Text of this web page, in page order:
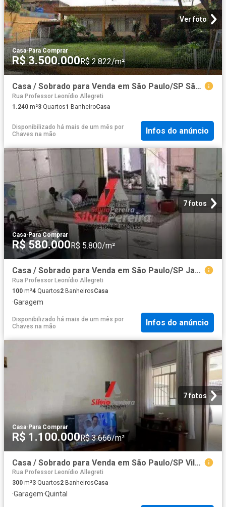
Ver foto
Casa·Para Comprar
R$ 3.500.000R$ 2.822/m²
Casa / Sobrado para Venda em São Paulo/SP São Miguel Paulista 3 Quartos
Rua Professor Leonídio Allegreti
1.240 m²3 Quartos1 BanheiroCasa
Disponibilizado há mais de um mês por
Chaves na mão
Infos do anúncio
7 fotos
Casa· Para Comprar
R$ 580.000R$ 5.800/m²
Casa / Sobrado para Venda em São Paulo/SP Jardim Alto Pedroso 4 Quartos
Rua Professor Leonídio Allegreti
100 m²4 Quartos2 BanheirosCasa
·Garagem
Disponibilizado há mais de um mês por
Chaves na mão
Infos do anúncio
7 fotos
Casa·Para Comprar
R$ 1.100.000R$ 3.666/m²
Casa / Sobrado para Venda em São Paulo/SP Vila Doutor Eiras 3 Quartos
Rua Professor Leonídio Allegreti
300 m²3 Quartos2 BanheirosCasa
·Garagem·Quintal